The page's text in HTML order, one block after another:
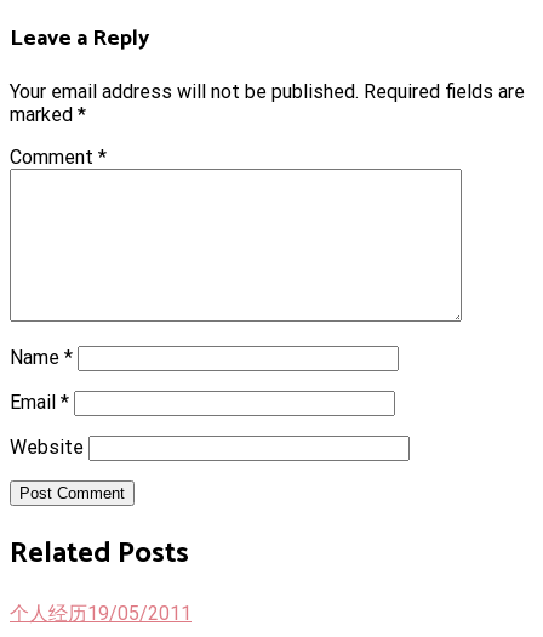
Leave a Reply
Your email address will not be published. Required fields are
marked *
Comment *
Name *
Email *
Website
Post Comment
Related Posts
个人经历19/05/2011